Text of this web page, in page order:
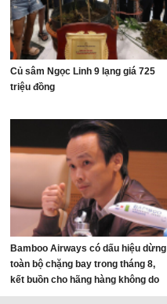
Củ sâm Ngọc Linh 9 lạng giá 725
triệu đồng
Bamboo Airways có dấu hiệu dừng
toàn bộ chặng bay trong tháng 8,
kết buồn cho hãng hàng không do
ông Trịnh Văn Quyết sáng lập?